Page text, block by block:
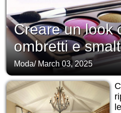
Creare un look
ombretti e
Moda/ March 03, 2025